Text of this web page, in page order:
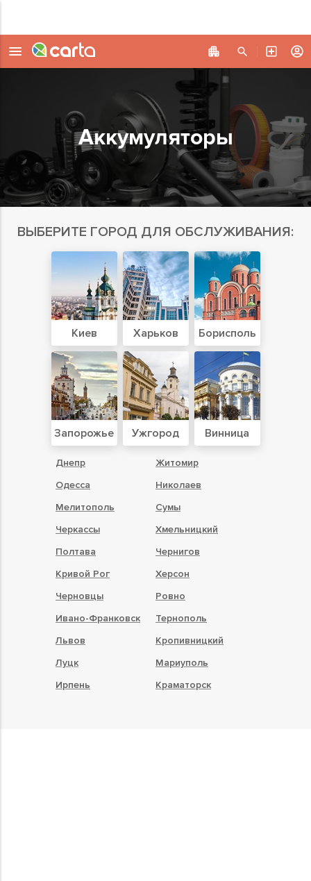
Аккумуляторы
ВЫБЕРИТЕ ГОРОД ДЛЯ ОБСЛУЖИВАНИЯ:
Киев Харьков Борисполь
Запорожье Ужгород Винница
Днепр
Житомир
Одесса
Николаев
Мелитополь
Сумы
Черкассы
Хмельницкий
Полтава
Чернигов
Кривой Рог
Херсон
Черновцы
Ровно
Ивано-Франковск
Тернополь
Львов
Кропивницкий
Луцк
Мариуполь
Ирпень
Краматорск